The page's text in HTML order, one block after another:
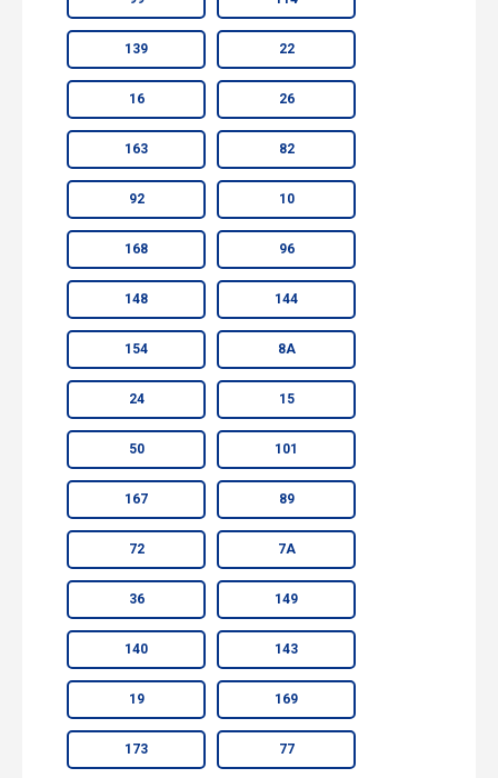
139 22
16 26
163 82
92 10
168 96
148 144
154 8А
24 15
50 101
167 89
72 7А
36 149
140 143
19 169
173 77